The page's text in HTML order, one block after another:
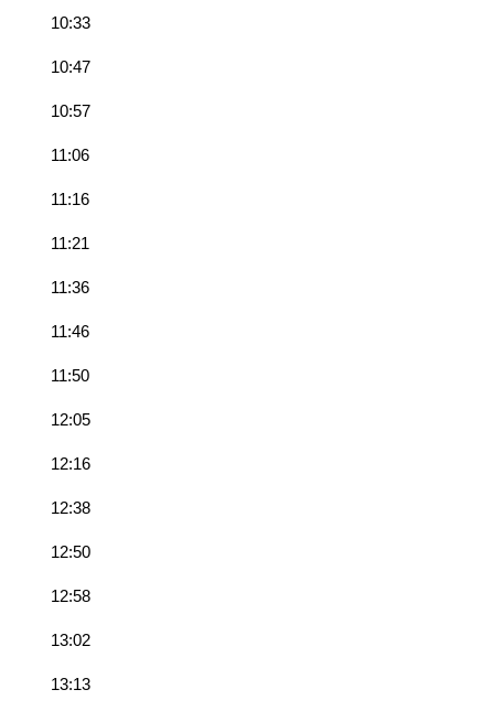
10:33
10:47
10:57
11:06
11:16
11:21
11:36
11:46
11:50
12:05
12:16
12:38
12:50
12:58
13:02
13:13